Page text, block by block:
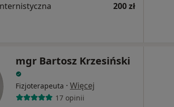
200 zł
mgr Bartosz Krzesiński
Fizjoterapeuta · Więcej
17 opinii